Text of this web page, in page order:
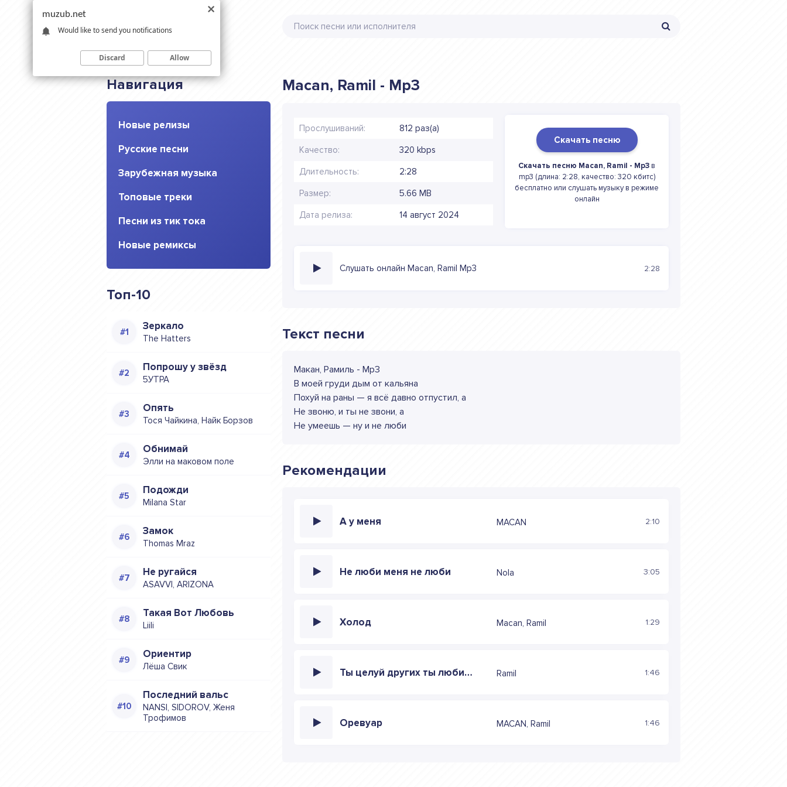
Навигация
Новые релизы
Русские песни
Зарубежная музыка
Топовые треки
Песни из тик тока
Новые ремиксы
Топ-10
Зеркало
The Hatters
Попрошу у звёзд
5УТРА
Опять
Тося Чайкина, Найк Борзов
Обнимай
Элли на маковом поле
Подожди
Milana Star
Замок
Thomas Mraz
Не ругайся
ASAVVI, ARIZONA
Такая Вот Любовь
Liili
Ориентир
Лёша Свик
Последний вальс
NANSI, SIDOROV, Женя
Трофимов
Macan, Ramil - Mp3
Прослушиваний: 812 раз(а)
Качество: 320 kbps
Длительность: 2:28
Размер: 5.66 MB
Дата релиза: 14 август 2024
Скачать песню
Скачать песню Macan, Ramil - Mp3 в
mp3 (длина: 2:28, качество: 320 кбитс)
бесплатно или слушать музыку в режиме
онлайн
Слушать онлайн Macan, Ramil Mp3 2:28
Текст песни
Макан, Рамиль - Mp3
В моей груди дым от кальяна
Похуй на раны — я всё давно отпустил, а
Не звоню, и ты не звони, а
Не умеешь — ну и не люби
Рекомендации
А у меня MACAN 2:10
Не люби меня не люби Nola 3:05
Холод Macan, Ramil 1:29
Ты целуй других ты люби других Ramil 1:46
Оревуар MACAN, Ramil 1:46
muzub.net
Would like to send you notifications
Discard Allow